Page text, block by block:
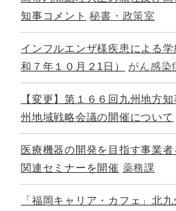
知事コメント 秘書・政策室
インフルエンザ様疾患による
和７年１０月２1日）
がん感染
【変更】第１６６回九州地方
州地域戦略会議の開催について
医療機器の開発を目指す事業
関連セミナーを開催 薬務課
「福岡キャリア・カフェ」北